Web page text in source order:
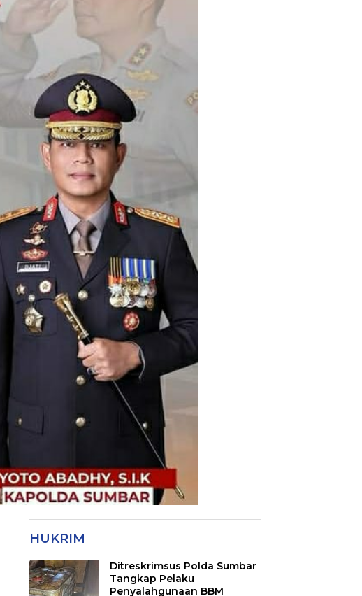
HUKRIM
Ditreskrimsus Polda Sumbar
Tangkap Pelaku
Penyalahgunaan BBM